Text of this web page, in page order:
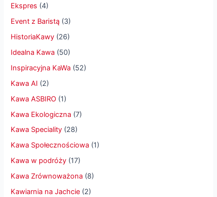
Ekspres (4)
Event z Baristą (3)
HistoriaKawy (26)
Idealna Kawa (50)
Inspiracyjna KaWa (52)
Kawa AI (2)
Kawa ASBIRO (1)
Kawa Ekologiczna (7)
Kawa Speciality (28)
Kawa Społecznościowa (1)
Kawa w podróży (17)
Kawa Zrównoważona (8)
Kawiarnia na Jachcie (2)